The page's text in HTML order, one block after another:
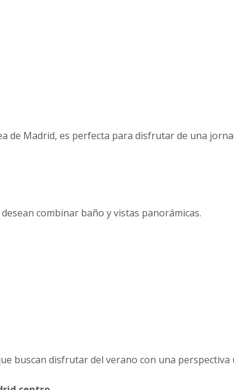
de Madrid, es perfecta para disfrutar de una
combinar baño y vistas panorámicas.
buscan disfrutar del verano con una perspectiva